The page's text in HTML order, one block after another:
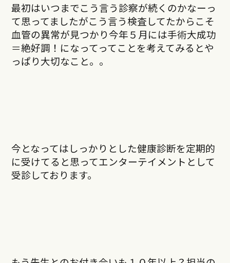
最初はいつまでこう言う診察が続くのかなーっ
て思ってましたがこう言う検査してたからこそ
血管の異常が見つかり今年５月には手術大成功
＝絶好調！になってってことを考えてみるとや
っぱり大切なこと。。
今となってはしっかりとした健康診断を定期的
に受けてると思ってエンターテイメントとして
受診しております。